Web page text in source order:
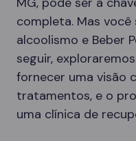
completa. Mas
alcoolismo e Beber
seguir,
fornecer uma visão
tratamentos, e o
uma clínica de